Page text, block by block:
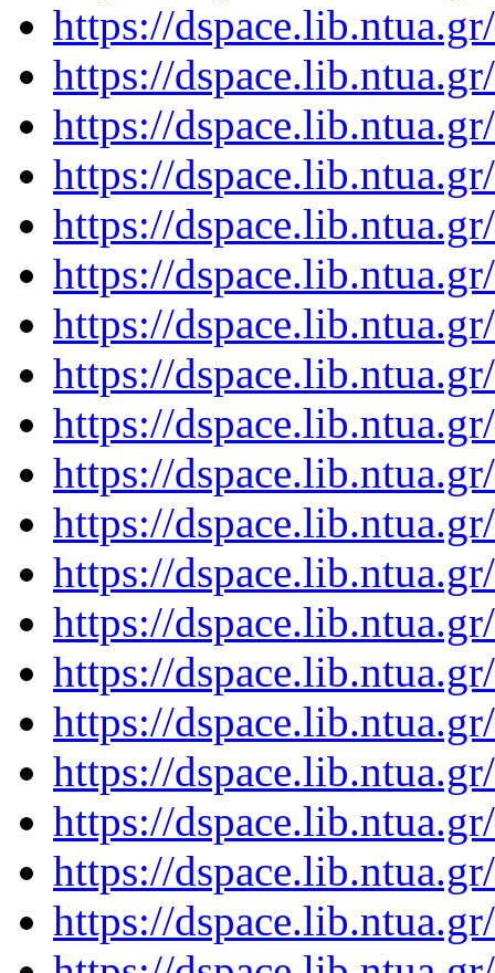
https://
https://
https://
https://
https://
https://
https://
https://
https://
https://
https://
https://
https://
https://
https://
https://
https://
https://
https://